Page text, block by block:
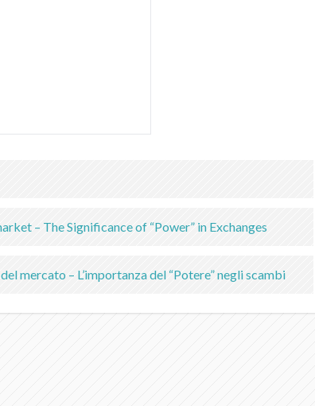
– The Significance of “Power” in Exchanges
mercato – L’importanza del “Potere” negli scambi